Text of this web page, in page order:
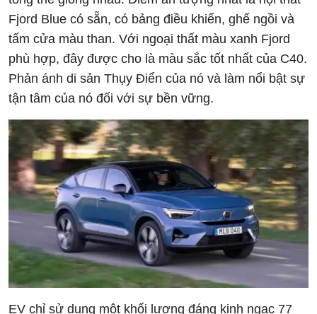
Fjord Blue có sẵn, có bảng điều khiển, ghế ngồi và
tấm cửa màu than. Với ngoại thất màu xanh Fjord
phù hợp, đây được cho là màu sắc tốt nhất của C40.
Phản ánh di sản Thụy Điển của nó và làm nổi bật sự
tận tâm của nó đối với sự bền vững.
EV chỉ sử dụng một khối lượng đáng kinh ngạc 77